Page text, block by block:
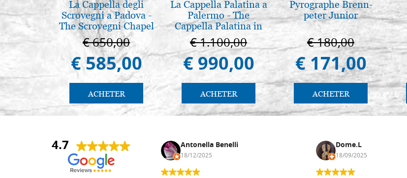
La Cappella degli
Scrovegni a Padova -
The Scrovegni Chapel
in Padua
€ 650,00
€ 585,00
ACHETER
La Cappella Palatina a
Palermo - The
Cappella Palatina in
Palermo
€ 1.100,00
€ 990,00
ACHETER
Pyrographe Brenn-
peter Junior
€ 180,00
€ 171,00
ACHETER
4.7
Daniel Vandewalle Antonella Benelli
18/12/2025
Dome.L
18/09/2025